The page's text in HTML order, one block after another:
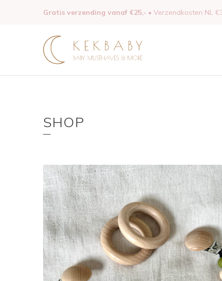
Gratis verzending vanaf €25,- • Verzendkosten NL
SHOP